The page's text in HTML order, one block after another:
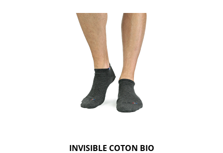
INVISIBLE COTON BIO